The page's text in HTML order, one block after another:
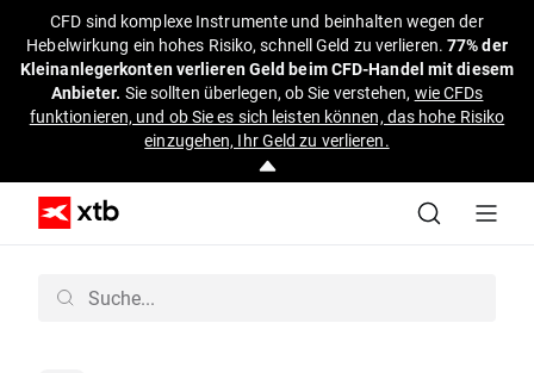
CFD sind komplexe Instrumente und beinhalten wegen der
Hebelwirkung ein hohes Risiko, schnell Geld zu verlieren.77% der
Kleinanlegerkonten verlieren Geld beim CFD-Handel mit diesem
Anbieter. Sie sollten überlegen, ob Sie verstehen, wie CFDs
funktionieren, und ob Sie es sich leisten können, das hohe Risiko
einzugehen, Ihr Geld zu verlieren.